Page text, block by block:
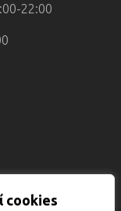
cookies
22:00